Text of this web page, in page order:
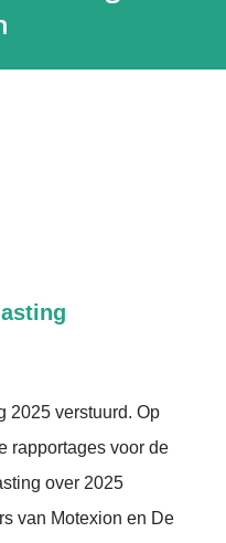
2025 verstuurd. Op
rapportages voor de
over 2025
van Motexion en De